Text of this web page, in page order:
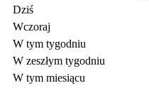
Dziś
Wczoraj
W tym tygodniu
W zeszłym tygodniu
W tym miesiącu